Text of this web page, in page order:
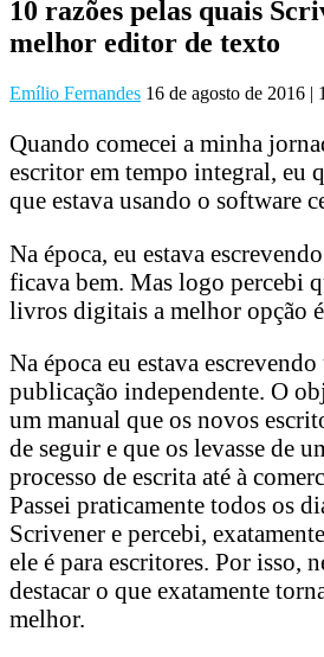
10 razões pelas quais
melhor editor de texto
Emílio Fernandes 16 de agosto de 2016 |
Quando comecei a minha
escritor em tempo integral, eu
que estava usando o software
Na época, eu estava
ficava bem. Mas logo percebi
livros digitais a melhor opção
Na época eu estava
publicação independente. O
um manual que os novos
de seguir e que os levasse de
processo de escrita até à
Passei praticamente todos os
Scrivener e percebi,
ele é para escritores. Por isso,
destacar o que exatamente
melhor.